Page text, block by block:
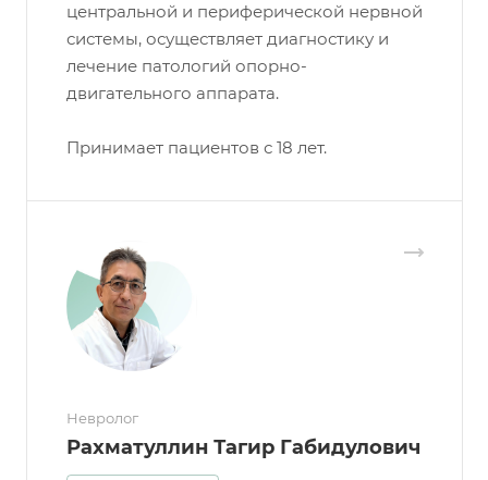
центральной и периферической нервной
системы, осуществляет диагностику и
лечение патологий опорно-
двигательного аппарата.
Принимает пациентов с 18 лет.
Невролог
Рахматуллин Тагир Габидулович